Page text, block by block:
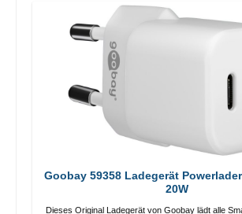
Goobay 59358 Ladegerät
20W
Dieses Original Ladegerät von Goobay lädt alle